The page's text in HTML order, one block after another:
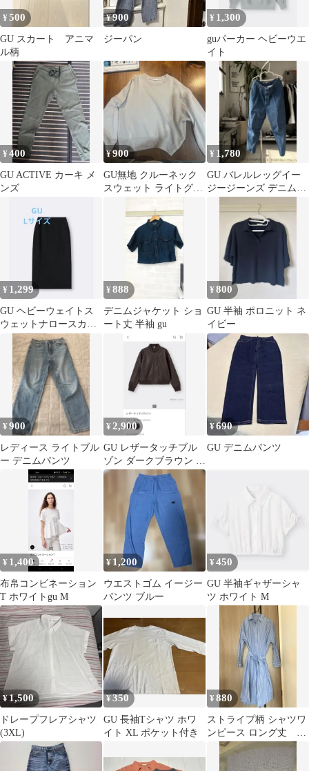
¥500
GU スカート アニマ
ル柄
¥900
ジーパン
¥ 1,300
guパーカー ヘビーウエ
イト
¥400
GU ACTIVE カーキ メ
ンズ
¥900
GU無地 クルーネック
スウェット ライトグレ
¥ 1,780
GU バレルレッグイー
ジージーンズ デニムパ
ンツ ブルー Lサイズ 美
¥ 1,299
GU ヘビーウェイトス
ウェットナロースカー
ト 丈標準 ブラック Lサ
イズ
¥888
デニムジャケット ショ
ート丈 半袖 gu
¥800
GU 半袖 ポロニット ネ
イビー
¥900
レディース ライトブル
ー デニムパンツ
¥ 2,900
GU レザータッチブル
ゾン ダークブラウン M
サイズ
¥690
GU デニムパンツ
¥ 1,400
布帛コンビネーション
T ホワイトgu M
¥ 1,200
ウエストゴム イージー
パンツ ブルー
¥450
GU 半袖ギャザーシャ
ツ ホワイト M
¥1,500
ドレープフレアシャツ
(3XL)
¥350
GU 長袖Tシャツ ホワ
イト XL ポケット付き
¥880
ストライプ柄 シャツワ
ンピース ロング丈
GU